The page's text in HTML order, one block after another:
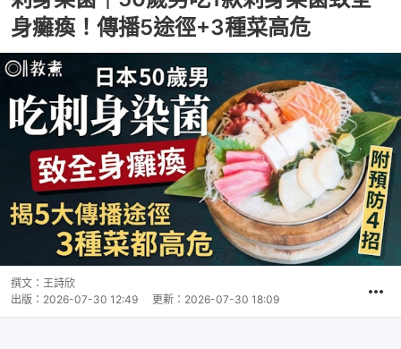
身癱瘓！傳播5途徑+3種菜高危
撰文： 王詩欣
出版： 2026-07-30 12:49 更新： 2026-07-30 18:09